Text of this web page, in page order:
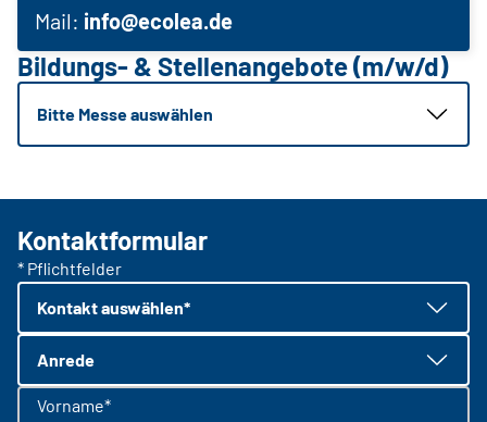
Mail: info@ecolea.de
Bildungs- & Stellenangebote (m/w/d)
Bitte Messe auswählen
Kontaktformular
* Pflichtfelder
Kontakt auswählen*
Anrede
Vorname*